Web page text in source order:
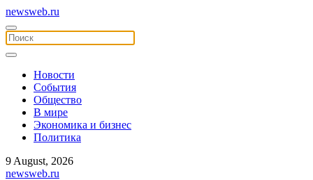
newsweb.ru
Новости
События
Общество
В мире
Экономика и бизнес
Политика
9 August, 2026
newsweb.ru